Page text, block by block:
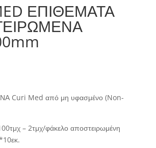
ΕΠΙΘΕΜΑΤΑ
Curi Med από μη υφασμένο (Non-
– 2τμχ/φάκελο αποστειρωμένη